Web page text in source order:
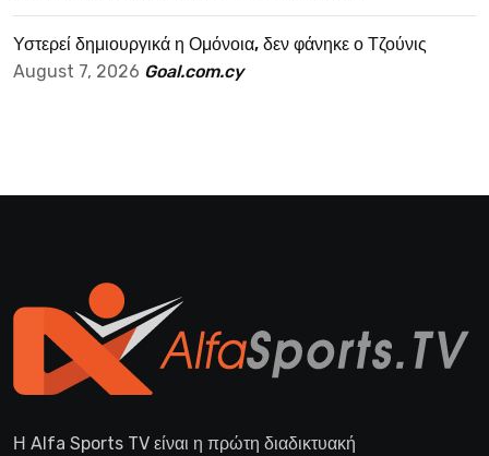
Υστερεί δημιουργικά η Ομόνοια, δεν φάνηκε ο Τζούνις
August 7, 2026 Goal.com.cy
Η Alfa Sports TV είναι η πρώτη διαδικτυακή